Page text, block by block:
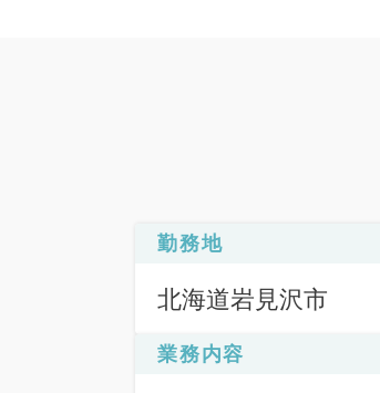
勤務地
北海道岩見沢市
業務内容